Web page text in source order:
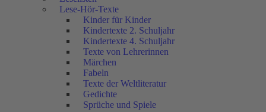
Lese-Hör-Texte
Kinder für Kinder
Kindertexte 2. Schuljahr
Kindertexte 4. Schuljahr
Texte von Lehrerinnen
Märchen
Fabeln
Texte der Weltliteratur
Gedichte
Sprüche und Spiele